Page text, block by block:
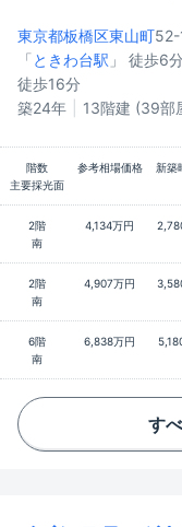
東京都板橋区東山町52-
「ときわ台駅 」 徒歩6
徒歩16分
築24年
13階建 (39部
階数 参考相場価格 新築
主要採光面
2階 4,134万円
南
2階 4,907万円
南
6階 6,838万円
南
す